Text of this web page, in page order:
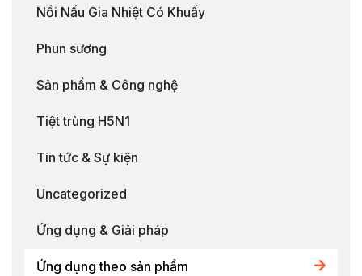
Nồi Nấu Gia Nhiệt Có Khuấy
Phun sương
Sản phẩm & Công nghệ
Tiệt trùng H5N1
Tin tức & Sự kiện
Uncategorized
Ứng dụng & Giải pháp
Ứng dụng theo sản phẩm